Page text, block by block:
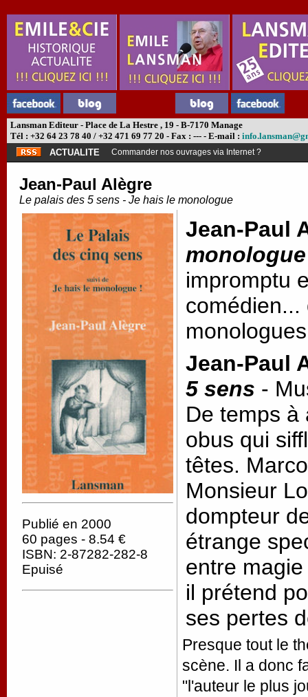
Lansman Editeur - Place de La Hestre , 19 - B-7170 Manage
Tél : +32 64 23 78 40 / +32 471 69 77 20 - Fax : --- - E-mail :
ACTUALITE
Commander nos ouvrages via Internet ?
Jean-Paul Alègre
Le palais des 5 sens - Je hais le monologue
Publié en 2000
60 pages - 8.54 €
ISBN: 2-87282-282-8
Epuisé
Jean-Paul
monologue
impromptu
comédien...
Jean-Paul
5 sens -
De temps à
obus qui
têtes.
Monsieur
dompteur
étrange
entre
il prétend
ses pertes
Presque tout le
scène. Il a donc
"l'auteur le plus